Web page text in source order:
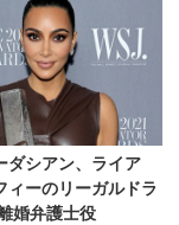
ダシアン、ライア
ィーのリーガルドラ
婚弁護士役